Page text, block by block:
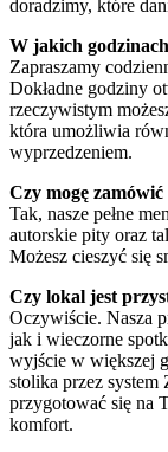
doradzimy, które
W jakich
Zapraszamy
Dokładne godziny
rzeczywistym
która umożliwia
wyprzedzeniem.
Czy mogę
Tak, nasze pełne
autorskie pity oraz
Możesz cieszyć się
Czy lokal jest
Oczywiście. Nasza
jak i wieczorne
wyjście w większej
stolika przez
przygotować się na
komfort.